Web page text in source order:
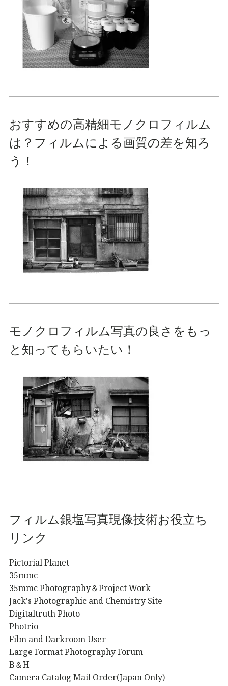
おすすめの高精細モノクロフィルム
は？フィルムによる画質の差を知ろ
う！
モノクロフィルム写真の良さをもっ
と知ってもらいたい！
フィルム銀塩写真現像技術お役立ち
リンク
Pictorial Planet
35mmc
35mmc Photography＆Project Work
Jack's Photographic and Chemistry Site
Digitaltruth Photo
Photrio
Film and Darkroom User
Large Format Photography Forum
B＆H
Camera Catalog Mail Order(Japan Only)